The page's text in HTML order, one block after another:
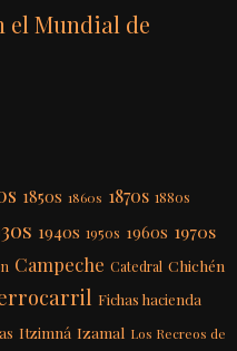
el Mundial de
1850s 1860s 1870s 1880s
1940s 1950s 1960s 1970s
Campeche Catedral Chichén
Fichas hacienda
Itzimná Izamal Los Recreos de